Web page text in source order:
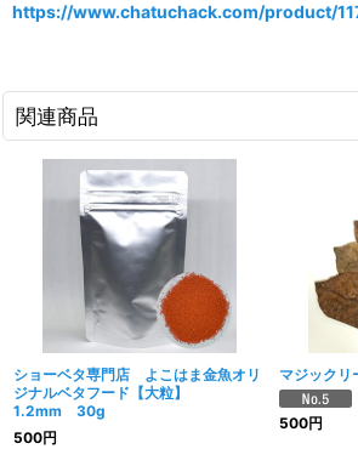
https://www.chatuchack.com/product/
関連商品
ショーベタ専門店 よこはま金魚オリ
ジナルベタフード【大粒】
1.2mm 30g
500円
マジック
500円